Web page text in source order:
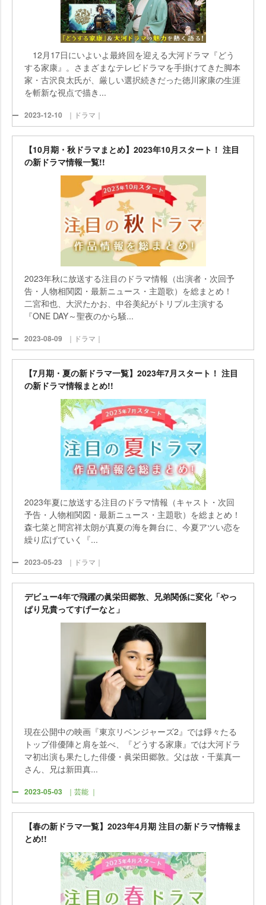
12月17日にいよいよ最終回を迎える大河ドラマ『どう
する家康』。さまざまなテレビドラマを手掛けてきた脚本
家・古沢良太氏が、厳しい選択続きだった徳川家康の生涯
を斬新な視点で描き...
2023-12-10 ｜ドラマ｜
【10月期・秋ドラマまとめ】2023年10月スタート！ 注目
の新ドラマ情報一覧!!
2023年秋に放送する注目のドラマ情報（出演者・次回予
告・人物相関図・最新ニュース・主題歌）を総まとめ！
二宮和也、大沢たかお、中谷美紀がトリプル主演する
『ONE DAY～聖夜のから騒...
2023-08-09 ｜ドラマ｜
【7月期・夏の新ドラマ一覧】2023年7月スタート！ 注目
の新ドラマ情報まとめ!!
2023年夏に放送する注目のドラマ情報（キャスト・次回
予告・人物相関図・最新ニュース・主題歌）を総まとめ！
森七菜と間宮祥太朗が真夏の海を舞台に、今夏アツい恋を
繰り広げていく『...
2023-05-23 ｜ドラマ｜
デビュー4年で飛躍の眞栄田郷敦、兄弟関係に変化「やっ
ぱり兄貴ってすげーなと」
現在公開中の映画『東京リベンジャーズ2』では錚々たる
トップ俳優陣と肩を並べ、『どうする家康』では大河ドラ
マ初出演も果たした俳優・眞栄田郷敦。父は故・千葉真一
さん、兄は新田真...
2023-05-03 ｜芸能 ｜
【春の新ドラマ一覧】2023年4月期 注目の新ドラマ情報ま
とめ!!